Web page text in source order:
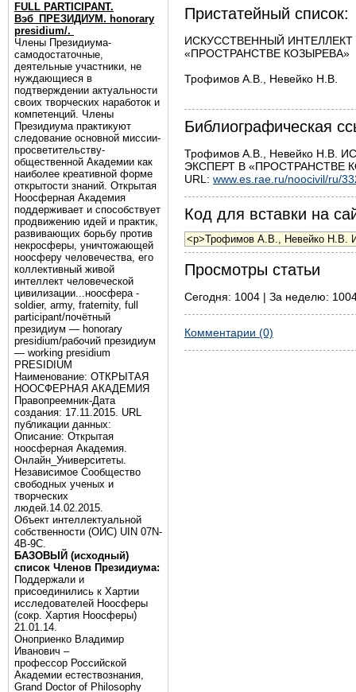
FULL PARTICIPANT.
Вэб_ПРЕЗИДИУМ. honorary
presidium/.
Члены Президиума-
самодостаточные,
деятельные участники, не
нуждающиеся в
подтверждении актуальности
своих творческих наработок и
компетенций. Члены
Президиума практикуют
следование основной миссии-
просветительству-
общественной Академии как
наиболее креативной форме
открытости знаний. Открытая
Ноосферная Академия
поддерживает и способствует
продвижению идей и практик,
развивающих борьбу против
некросферы, уничтожающей
ноосферу человечества, его
коллективный живой
интеллект человеческой
цивилизации...ноосфера -
soldier, army, fraternity, full
participant/почётный
президиум — honorary
presidium/рабочий президиум
— working presidium
PRESIDIUM
Наименование: ОТКРЫТАЯ
НООСФЕРНАЯ АКАДЕМИЯ
Правопреемник-Дата
создания: 17.11.2015. URL
публикации данных:
Описание: Открытая
ноосферная Академия.
Онлайн_Университеты.
Независимое Сообщество
свободных ученых и
творческих
людей.14.02.2015.
Объект интеллектуальной
собственности (ОИС) UIN 07N-
4B-9C.
БАЗОВЫЙ (исходный)
список Членов Президиума:
Поддержали и
присоединились к Хартии
исследователей Ноосферы
(сокр. Хартия Ноосферы)
21.01.14.
Оноприенко Владимир
Иванович –
профессор Российской
Академии естествознания,
Grand Doctor of Philosophy
Пристатейный список:
ИСКУССТВЕННЫЙ
«ПРОСТРАНСТВЕ
Трофимов А.В., Невейко Н.В.
Библиографическая
Трофимов А.В., Невейко
ЭКСПЕРТ В «ПРОСТРАНСТВЕ
URL: www.es.rae.ru/noocivil/ru/
Код для вставки на
Просмотры статьи
Сегодня: 1004 | За неделю:
Комментарии (0)